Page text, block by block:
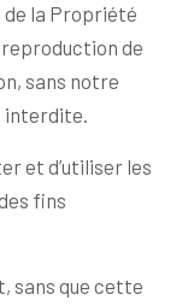
de la Propriété
de
sans notre
interdite.
et d’utiliser les
fins
sans que cette